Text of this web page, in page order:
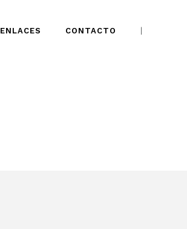
ENLACES CONTACTO